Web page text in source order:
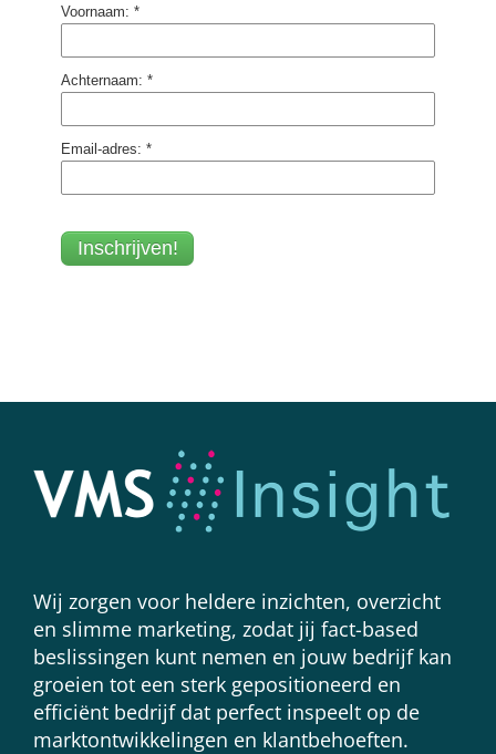
Wij zorgen voor heldere inzichten, overzicht
en slimme marketing, zodat jij fact-based
beslissingen kunt nemen en jouw bedrijf kan
groeien tot een sterk gepositioneerd en
efficiënt bedrijf dat perfect inspeelt op de
marktontwikkelingen en klantbehoeften.